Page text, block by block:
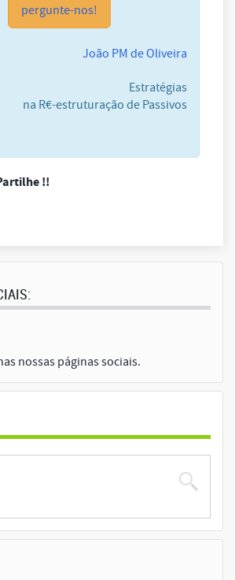
pergunte-nos!
João PM de Oliveira
Estratégias
na R€-estruturação de Passivos
!!
nossas páginas sociais.